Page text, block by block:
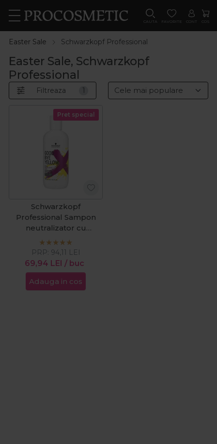
CAUTA FAVORITE CONT COS
Easter Sale Schwarzkopf Professional
Easter Sale, Schwarzkopf
Professional
Filtreaza 1
Pret special
Schwarzkopf
Professional Sampon
neutralizator cu
pigment violet Goodbye
Yellow 300ml
69,94 LEI / buc
PRP: 94,11 LEI
Adauga in cos